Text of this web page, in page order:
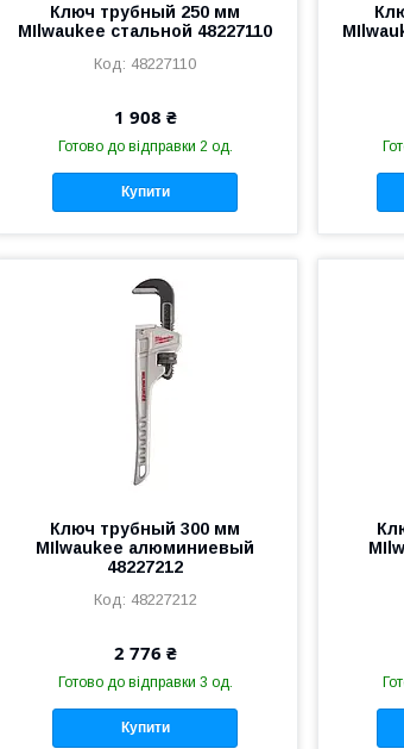
Ключ трубный 250 мм
MIlwaukee стальной 48227110
48227110
1 908 ₴
Готово до відправки 2 од.
Купити
Ключ трубный 300 мм
MIlwaukee алюминиевый
48227212
48227212
2 776 ₴
Готово до відправки 3 од.
Купити